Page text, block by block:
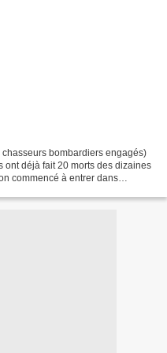
bombardiers engagés)
ont déjà fait 20 morts des dizaines
commencé à entrer dans